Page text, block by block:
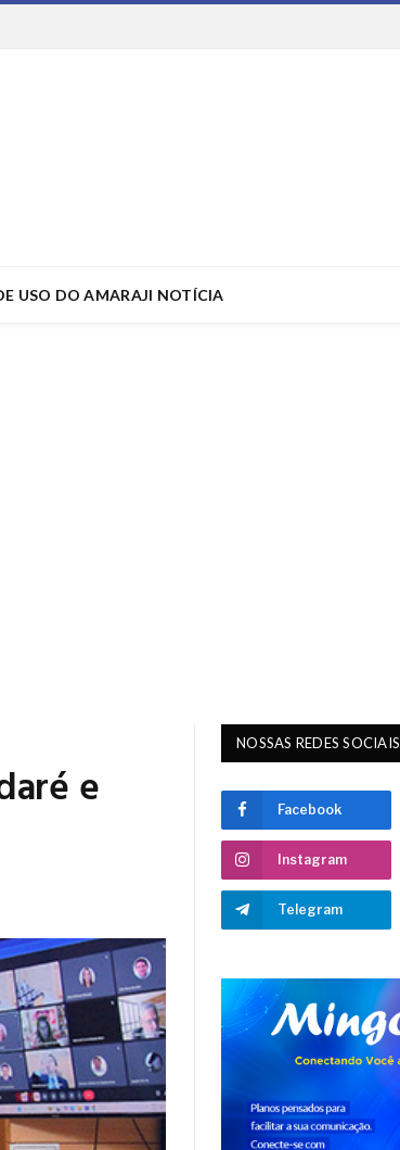
USO DO AMARAJI NOTÍCIA
e
NOSSAS REDES SOCIAIS
Facebook
Instagram
Telegram